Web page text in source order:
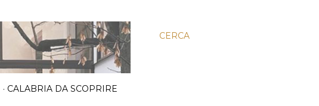
CERCA
CALABRIA DA SCOPRIRE